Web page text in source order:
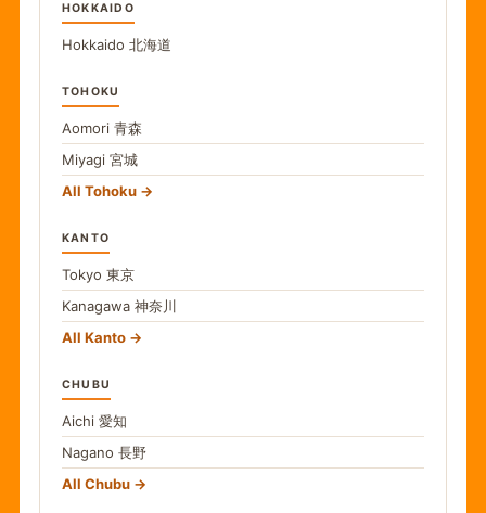
HOKKAIDO
Hokkaido 北海道
TOHOKU
Aomori 青森
Miyagi 宮城
All Tohoku
KANTO
Tokyo 東京
Kanagawa 神奈川
All Kanto
CHUBU
Aichi 愛知
Nagano 長野
All Chubu